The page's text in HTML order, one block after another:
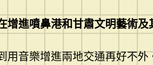
增進噴鼻港和甘肅文明藝術
用音樂增進兩地交通再好不外